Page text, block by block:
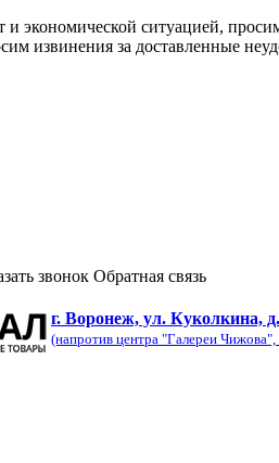
экономической ситуацией,
извинения за доставленные
звонок Обратная связь
г. Воронеж, ул. Куколкина,
(напротив центра "Галереи